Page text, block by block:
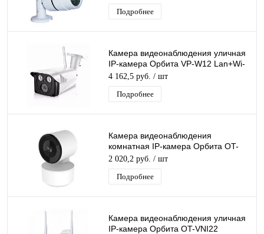
Подробнее
Камера видеонаблюдения уличная
IP-камера Орбита VP-W12 Lan+Wi-
Fi камера 2 Mpix 3,6мм для дома и
др.
4 162,5 руб. / шт
Подробнее
Камера видеонаблюдения
комнатная IP-камера Орбита OT-
VNI64 Lan+Wi-Fi камера 2 Mpix
3,6мм
2 020,2 руб. / шт
Подробнее
Камера видеонаблюдения уличная
IP-камера Орбита OT-VNI22